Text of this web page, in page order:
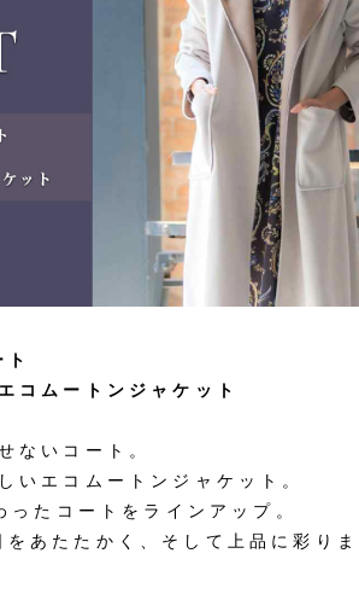
ピヤス・イヤリング
コムートンジャケット
ないコート。
いエコムートンジャケット。
ったコートをラインアップ。
あたたかく、そして上品に彩りま